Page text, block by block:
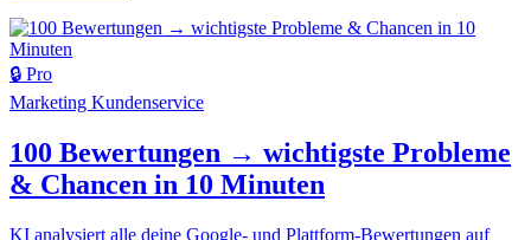
🔒 Pro
Marketing Kundenservice
100 Bewertungen → wichtigste Probleme
& Chancen in 10 Minuten
KI analysiert alle deine Google- und Plattform-Bewertungen auf